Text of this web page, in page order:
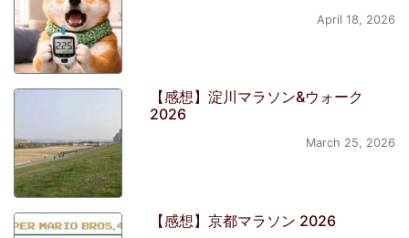
April 18, 2026
【感想】淀川マラソン&ウォーク
2026
March 25, 2026
【感想】京都マラソン 2026